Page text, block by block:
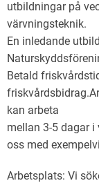
utbildningar på
värvningsteknik.
En inledande
Betald
kan arbeta
mellan 3-5 dagar
oss med
Arbetsplats: Vi